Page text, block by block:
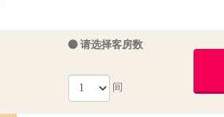
请选择客房数
间